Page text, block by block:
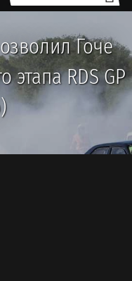
Гоче
этапа RDS GP